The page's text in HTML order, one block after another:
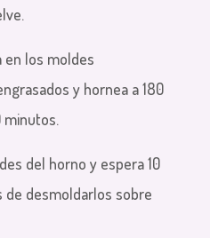
en los moldes
y hornea a 180
minutos.
del horno y espera 10
de desmoldarlos sobre